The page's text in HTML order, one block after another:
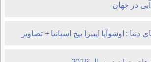
: اوشوآیا ایبیزا بیچ اسپانیا + تصاویر